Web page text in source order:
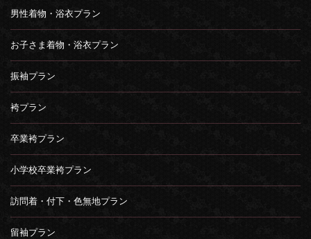
男性着物・浴衣プラン
お子さま着物・浴衣プラン
振袖プラン
袴プラン
卒業袴プラン
小学校卒業袴プラン
訪問着・付下・色無地プラン
留袖プラン